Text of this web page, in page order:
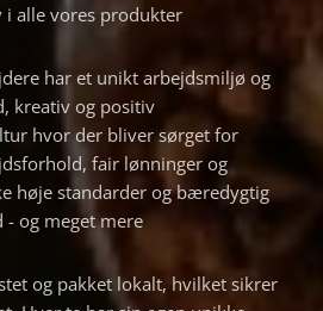
i alle vores produkter
har et unikt arbejdsmiljø og
kreativ og positiv
hvor der bliver sørget for
fair lønninger og
høje standarder og bæredygtig
- og meget mere
og pakket lokalt, hvilket sikrer